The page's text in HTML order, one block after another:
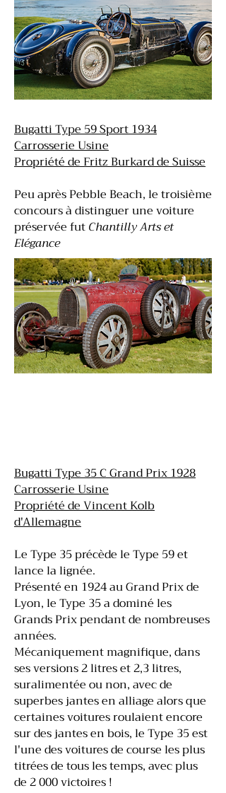
Bugatti Type 59 Sport 1934
Carrosserie Usine
Propriété de Fritz Burkard de Suisse
Peu après Pebble Beach, le troisième
concours à distinguer une voiture
préservée futChantilly Arts et
Elégance
Bugatti Type 35 C Grand Prix 1928
Carrosserie Usine
Propriété de Vincent Kolb
d'Allemagne
Le Type 35 précède le Type 59 et
lance la lignée.
Présenté en 1924 au Grand Prix de
Lyon, le Type 35 a dominé les
Grands Prix pendant de nombreuses
années.
Mécaniquement magnifique, dans
ses versions 2 litres et 2,3 litres,
suralimentée ou non, avec de
superbes jantes en alliage alors que
certaines voitures roulaient encore
sur des jantes en bois, le Type 35 est
l'une des voitures de course les plus
titrées de tous les temps, avec plus
de 2 000 victoires !